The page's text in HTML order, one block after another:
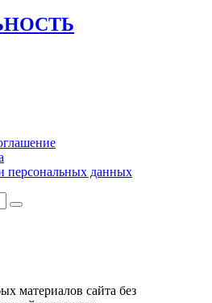
персональных данных
материалов сайта без